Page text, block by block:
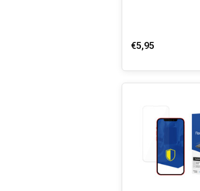
€5,95